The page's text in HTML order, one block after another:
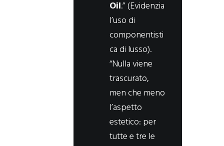
Oil.” (Evidenzia
l’uso di
componentisti
ca di lusso).
“Nulla viene
trascurato,
men che meno
l’aspetto
estetico: per
tutte e tre le